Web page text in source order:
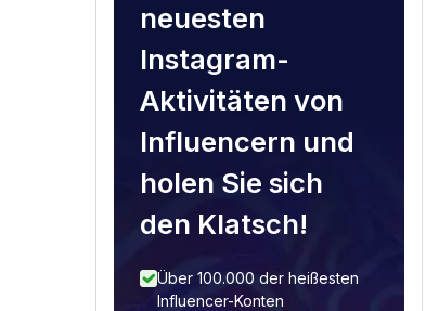
neuesten
Instagram-
Aktivitäten von
Influencern und
holen Sie sich
den Klatsch!
Über 100.000 der heißesten
Influencer-Konten